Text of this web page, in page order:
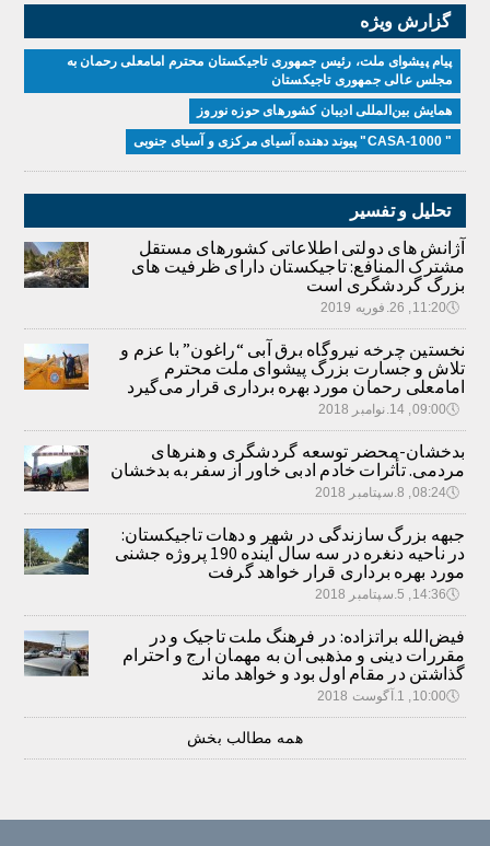
گزارش ویژه
پیام پیشوای ملت، رئیس جمهوری تاجیکستان محترم امامعلی رحمان به
مجلس عالی جمهوری تاجیکستان
همایش بین‌المللی ادیبان کشور‌های حوزه نوروز
" CASA-1000" پیوند دهنده آسیای مرکزی و آسیای جنوبی
تحلیل و تفسیر
آژانش های دولتی اطلاعاتی کشورهای مستقل
مشترک المنافع: تاجیکستان دارای ظرفیت های
بزرگ گردشگری است
🕔11:20, 26.فوریه 2019
نخستین چرخه نیروگاه برق آبی “راغون” با عزم و
تلاش و جسارت بزرگ پیشوای ملت محترم
امامعلی رحمان مورد بهره برداری قرار می‌گیرد
🕔09:00, 14.نوامبر 2018
بدخشان-محضر توسعه گردشگری و هنرهای
مردمی. تأثرات خادم ادبی خاور از سفر به بدخشان
🕔08:24, 8.سپتامبر 2018
جبهه بزرگ سازندگی در شهر و دهات تاجیکستان:
در ناحیه دنغره در سه سال آینده 190 پروژه جشنی
مورد بهره برداری قرار خواهد گرفت
🕔14:36, 5.سپتامبر 2018
فیض‌الله براتزاده: در فرهنگ ملت تاجیک و در
مقررات دینی و مذهبی آن به مهمان ارج و احترام
گذاشتن در مقام اول بود و خواهد ماند
🕔10:00, 1.آگوست 2018
همه مطالب بخش